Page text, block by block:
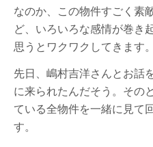
なのか、この物件すごく素
ど、いろいろな感情が巻き
思うとワクワクしてきます。
先日、嶋村吉洋さんとお話
に来られたんだそう。その
ている全物件を一緒に見て
す。